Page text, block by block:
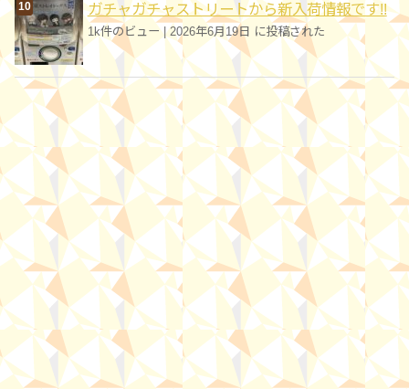
ガチャガチャストリートから新入荷情報です!!
1k件のビュー|2026年6月19日 に投稿された